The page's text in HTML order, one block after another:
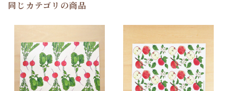
同じカテゴリの商品